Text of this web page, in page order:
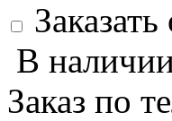
В
Заказ по